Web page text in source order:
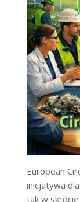
European
inicjatywa
tak w